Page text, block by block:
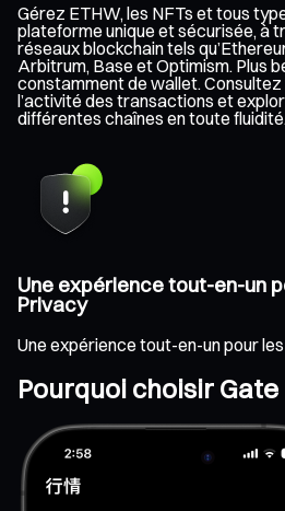
Gérez ETHW, les NFTs et tous
plateforme unique et sécurisée, à
réseaux blockchain tels
Arbitrum, Base et Optimism. Plus
constamment de wallet. Consultez
l’activité des transactions et
différentes chaînes en toute fluidité.
Une expérience tout-en-un
Privacy
Une expérience tout-en-un pour
Pourquoi choisir